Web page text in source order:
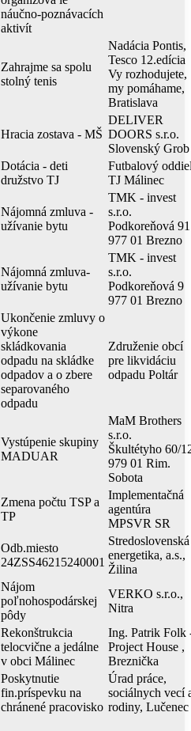
náučno-poznávacích
aktivít
Zahrajme sa spolu
stolný tenis
Nadácia Pontis,
Tesco 12.edícia
Vy rozhodujete,
my pomáhame,
Bratislava
Hracia zostava - MŠ
DELIVER
DOORS s.r.o.
Slovenský Grob
Dotácia - deti
družstvo TJ
Futbalový
TJ Málinec
Nájomná zmluva -
užívanie bytu
TMK - invest
s.r.o.
Podkoreňová 91
977 01 Brezno
Nájomná zmluva-
užívanie bytu
TMK - invest
s.r.o.
Podkoreňová 9
977 01 Brezno
Ukončenie zmluvy o
výkone
skládkovania
odpadu na skládke
odpadov a o zbere
separovaného
odpadu
Združenie obcí
pre likvidáciu
odpadu Poltár
Vystúpenie skupiny
MADUAR
MaM Brothers
s.r.o.
Škultétyho 60/
979 01 Rim.
Sobota
Zmena počtu TSP a
TP
Implementačná
agentúra
MPSVR SR
Odb.miesto
24ZSS46215240001
Stredoslovenská
energetika, a.s.,
Žilina
Nájom
poľnohospodárskej
pôdy
VERKO s.r.o.,
Nitra
Rekonštrukcia
telocvične a jedálne
v obci Málinec
Ing. Patrik Folk
Project House ,
Breznička
Poskytnutie
fin.príspevku na
chránené pracovisko
Úrad práce,
sociálnych vecí
rodiny, Lučenec